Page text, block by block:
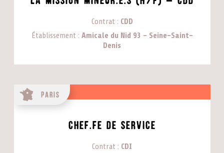
Contrat
CDD
Établissement
Amicale du Nid 93 - Seine-Saint-
Denis
CHEF.FE DE SERVICE
Contrat
CDI
Paris